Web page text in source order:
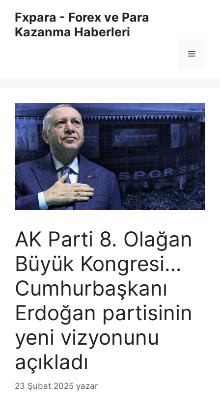
Fxpara - Forex ve Para
Kazanma Haberleri
Menü
AK Parti 8. Olağan
Büyük Kongresi…
Cumhurbaşkanı
Erdoğan partisinin
yeni vizyonunu
açıkladı
23 Şubat 2025 yazar